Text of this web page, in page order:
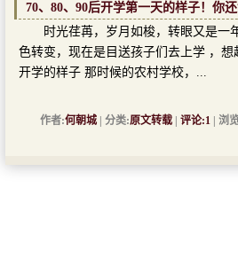
70、80、90后开学第一天的样子！你
时光荏苒，岁月如梭，转眼又是一
色转变，现在是目送孩子们去上学 ，想
开学的样子 那时候的农村学校，...
作者:何朝城 | 分类:原文转载 评论:1 | 浏